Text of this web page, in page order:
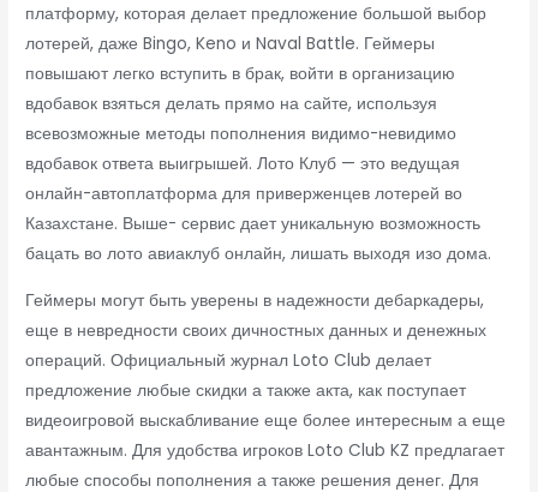
платформу, которая делает предложение большой выбор
лотерей, даже Bingo, Keno и Naval Battle. Геймеры
повышают легко вступить в брак, войти в организацию
вдобавок взяться делать прямо на сайте, используя
всевозможные методы пополнения видимо-невидимо
вдобавок ответа выигрышей. Лото Клуб — это ведущая
онлайн-автоплатформа для приверженцев лотерей во
Казахстане. Выше- сервис дает уникальную возможность
бацать во лото авиаклуб онлайн, лишать выходя изо дома.
Геймеры могут быть уверены в надежности дебаркадеры,
еще в невредности своих дичностных данных и денежных
операций. Официальный журнал Loto Club делает
предложение любые скидки а также акта, как поступает
видеоигровой выскабливание еще более интересным а еще
авантажным. Для удобства игроков Loto Club KZ предлагает
любые способы пополнения а также решения денег. Для